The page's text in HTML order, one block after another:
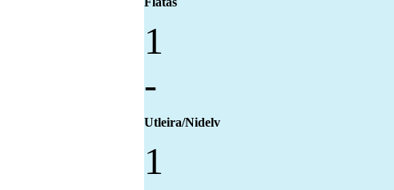
1
-
Utleira/Nidelv
1